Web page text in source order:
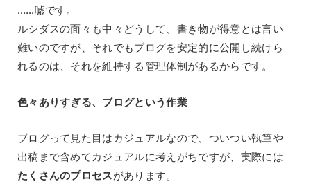
……嘘です。
ルシダスの面々も中々どうして、書き物が得意とは言い
難いのですが、それでもブログを安定的に公開し続けら
れるのは、それを維持する管理体制があるからです。
色々ありすぎる、ブログという作業
ブログって見た目はカジュアルなので、ついつい執筆や
出稿まで含めてカジュアルに考えがちですが、実際には
たくさんのプロセスがあります。